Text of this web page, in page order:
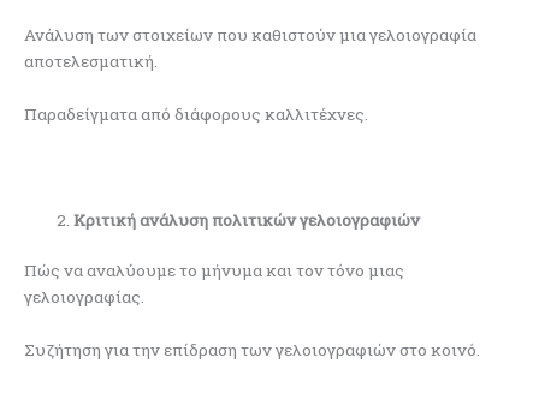
Ανάλυση των στοιχείων που καθιστούν μια γελοιογραφία
αποτελεσματική.
Παραδείγματα από διάφορους καλλιτέχνες.
Κριτική ανάλυση πολιτικών γελοιογραφιών
Πώς να αναλύουμε το μήνυμα και τον τόνο μιας
γελοιογραφίας.
Συζήτηση για την επίδραση των γελοιογραφιών στο κοινό.